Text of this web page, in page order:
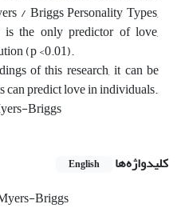
/ Briggs Personality Types,
is the only predictor of love,
(p <0.01).
of this research, it can be
can predict love in individuals.
Briggs
کلیدواژه‌ها English
Briggs